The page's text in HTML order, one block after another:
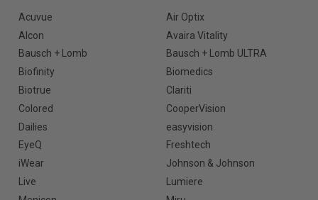
Acuvue
Air Optix
Alcon
Avaira Vitality
Bausch + Lomb
Bausch + Lomb ULTRA
Biofinity
Biomedics
Biotrue
Clariti
Colored
CooperVision
Dailies
easyvision
EyeQ
Freshtech
iWear
Johnson & Johnson
Live
Lumiere